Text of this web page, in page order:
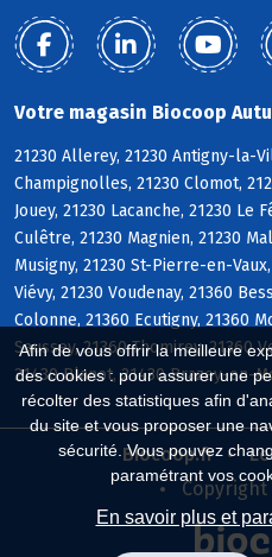
Afin de vous offrir la meilleure
des cookies : pour assurer une
récolter des statistiques afin
du site et vous proposer une
sécurité. Vous pouvez
paramétrant vos
En savoir plus et
Votre magasin Biocoop
21230 Allerey, 21230 Antigny-la-
Champignolles, 21230 Clomot,
Jouey, 21230 Lacanche, 21230 Le
Culêtre, 21230 Magnien, 21230
Musigny, 21230 St-Pierre-en-
Viévy, 21230 Voudenay, 21360
Colonne, 21360 Ecutigny, 21360
Saussey, 21360 Thomirey, 21360
21430 Blanot, 21430 Brazey-en-
Biocoop.fr
Copyright